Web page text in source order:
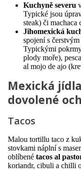
Kuchyně severu
Typické jsou
steak) či machaca
Jihomexická
spojení s
Typickými
plody moře),
al mojo de ajo
Mexická
dovolené
Tacos
Malou tortillu taco z
stovkami náplní s
oblíbené tacos al
koriandr, cibuli a chilli